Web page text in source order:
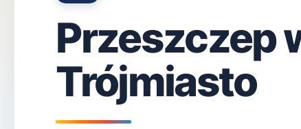
Przeszczep
Trójmiasto